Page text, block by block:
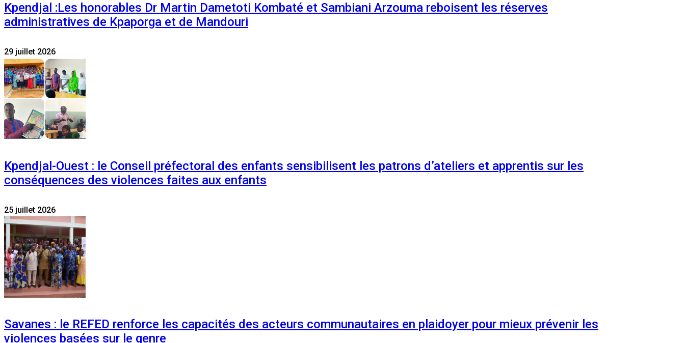
Kpendjal :Les honorables Dr Martin Dametoti Kombaté et Sambiani Arzouma reboisent les réserves
administratives de Kpaporga et de Mandouri
29 juillet 2026
Kpendjal-Ouest : le Conseil préfectoral des enfants sensibilisent les patrons d’ateliers et apprentis sur les
conséquences des violences faites aux enfants
25 juillet 2026
Savanes : le REFED renforce les capacités des acteurs communautaires en plaidoyer pour mieux prévenir les
violences basées sur le genre